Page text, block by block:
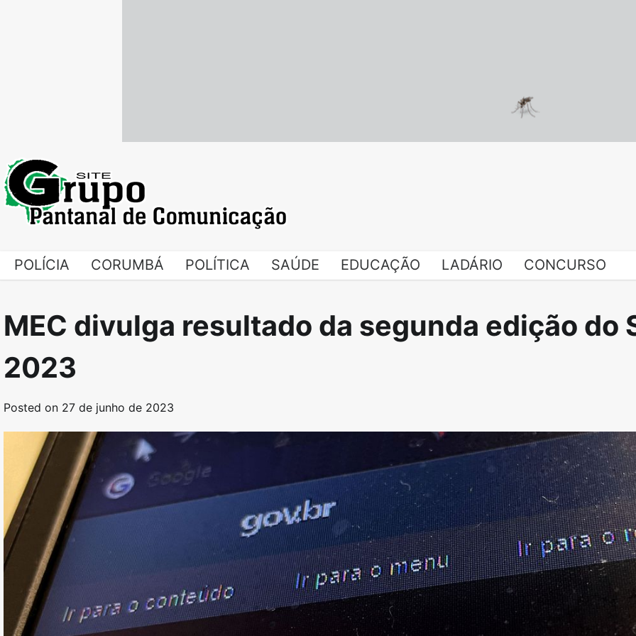
POLÍCIA CORUMBÁ POLÍTICA SAÚDE EDUCAÇÃO LADÁRIO CONCURSO
MEC divulga resultado da segunda edição do
2023
Posted on 27 de junho de 2023